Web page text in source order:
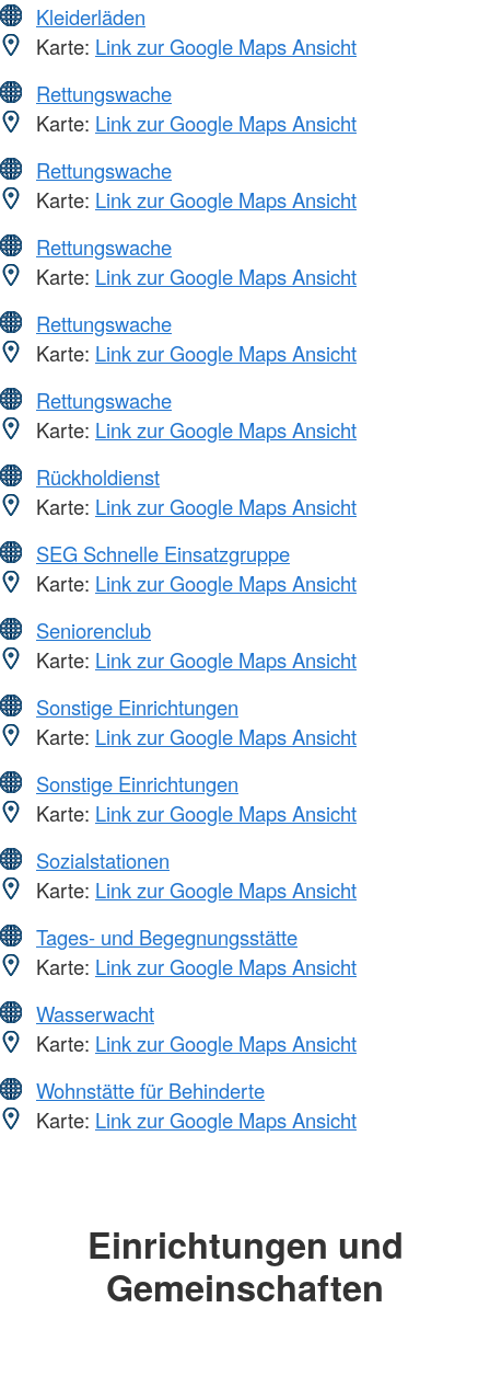
Kleiderläden
Karte: Link zur Google Maps Ansicht
Rettungswache
Karte: Link zur Google Maps Ansicht
Rettungswache
Karte: Link zur Google Maps Ansicht
Rettungswache
Karte: Link zur Google Maps Ansicht
Rettungswache
Karte: Link zur Google Maps Ansicht
Rettungswache
Karte: Link zur Google Maps Ansicht
Rückholdienst
Karte: Link zur Google Maps Ansicht
SEG Schnelle Einsatzgruppe
Karte: Link zur Google Maps Ansicht
Seniorenclub
Karte: Link zur Google Maps Ansicht
Sonstige Einrichtungen
Karte: Link zur Google Maps Ansicht
Sonstige Einrichtungen
Karte: Link zur Google Maps Ansicht
Sozialstationen
Karte: Link zur Google Maps Ansicht
Tages- und Begegnungsstätte
Karte: Link zur Google Maps Ansicht
Wasserwacht
Karte: Link zur Google Maps Ansicht
Wohnstätte für Behinderte
Karte: Link zur Google Maps Ansicht
Einrichtungen und
Gemeinschaften